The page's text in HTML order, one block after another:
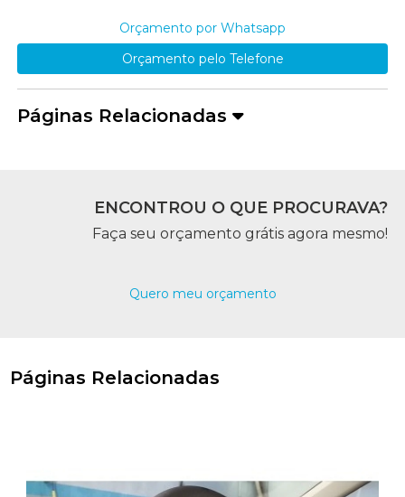
Orçamento por Whatsapp
Orçamento pelo Telefone
Páginas Relacionadas
ENCONTROU O QUE PROCURAVA?
Faça seu orçamento grátis agora mesmo!
Quero meu orçamento
Páginas Relacionadas